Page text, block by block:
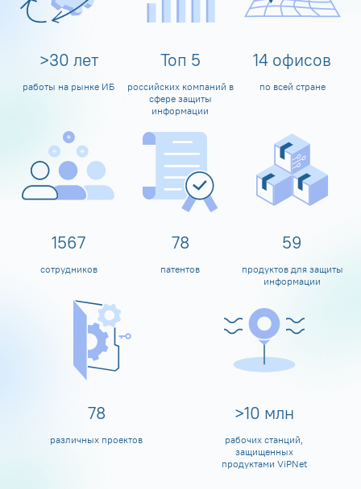
>30 лет
работы на рынке ИБ
Топ 5
российских компаний в
сфере защиты
информации
14 офисов
по всей стране
1600
сотрудников
80
патентов
60
продуктов для защиты
информации
80
различных проектов
>10 млн
рабочих станций,
защищенных
продуктами ViPNet